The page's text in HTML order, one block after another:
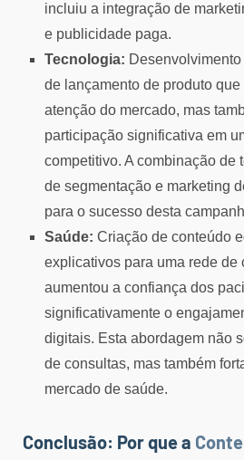
incluiu a integração de
e publicidade paga.
Tecnologia:
de lançamento de produto
atenção do mercado, mas
participação significativa em
competitivo. A combinação de
de segmentação e marketing
para o sucesso desta
Saúde: Criação de conteúdo
explicativos para uma rede de
aumentou a confiança dos
significativamente o
digitais. Esta abordagem não
de consultas, mas também
mercado de saúde.
Conclusão: Por que a